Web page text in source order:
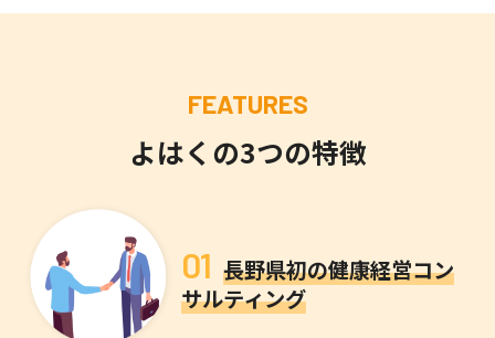
FEATURES
よはくの3つの特徴
01 長野県初の健康経営コン
サルティング